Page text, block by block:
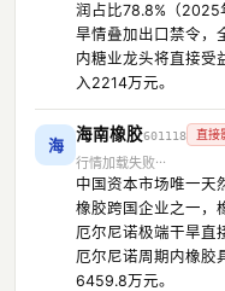
润占比78.8%（2025
旱情叠加出口禁令，
内糖业龙头将直接受
入2214万元。
海
海南橡胶601118 直接
行情加载失败
中国资本市场唯一天
橡胶跨国企业之一，
厄尔尼诺极端干旱直
厄尔尼诺周期内橡胶
6459.8万元。